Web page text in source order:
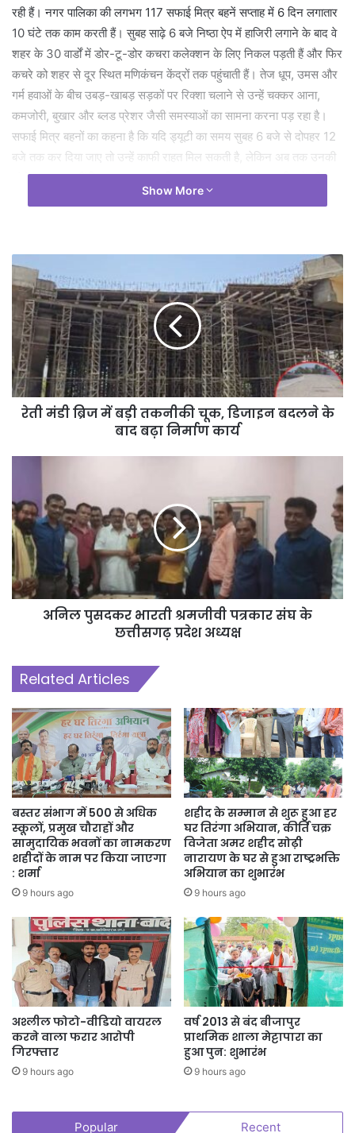
रही हैं। नगर पालिका की लगभग 117 सफाई मित्र बहनें सप्ताह में 6 दिन लगातार
10 घंटे तक काम करती हैं। सुबह साढ़े 6 बजे निष्ठा ऐप में हाजिरी लगाने के बाद वे
शहर के 30 वार्डों में डोर-टू-डोर कचरा कलेक्शन के लिए निकल पड़ती हैं और फिर
कचरे को शहर से दूर स्थित मणिकंचन केंद्रों तक पहुंचाती हैं। तेज धूप, उमस और
गर्म हवाओं के बीच उबड़-खाबड़ सड़कों पर रिक्शा चलाने से उन्हें चक्कर आना,
कमजोरी, बुखार और ब्लड प्रेशर जैसी समस्याओं का सामना करना पड़ रहा है।
सफाई मित्र बहनों का कहना है कि यदि ड्यूटी का समय सुबह 6 बजे से दोपहर 12
बजे तक कर दिया जाए तो उन्हें काफी राहत मिल सकती है, लेकिन अब तक उनकी
मांगों पर ध्यान नहीं दिया गया। नगर पालिका द्वारा उपलब्ध कराए गए रिक्शों की
मरम्मत का खर्च भी इन्हीं महिलाओं को अपने सीमित वेतन से उठाना पड़ता है। महज
कर दिया है कि क्या शहर को स्वच्छ रखने वाली इन महिलाओं के स्वास्थ्य और जीवन
की कोई कीमत नहीं है। हालांकि कलेक्टर विनय कुमार लंगेह ने कहा है कि सफाई
मित्र बहनों को राहत देने के लिए ड्यूटी समय में बदलाव पर विचार किया जाएगा।
Show More
रेती मंडी ब्रिज में बड़ी तकनीकी चूक, डिजाइन बदलने के
बाद बढ़ा निर्माण कार्य
अनिल पुसदकर भारती श्रमजीवी पत्रकार संघ के
छत्तीसगढ़ प्रदेश अध्यक्ष
Related Articles
बस्तर संभाग में 500 से अधिक
स्कूलों, प्रमुख चौराहों और
सामुदायिक भवनों का नामकरण
शहीदों के नाम पर किया जाएगा
: शर्मा
9 hours ago
शहीद के सम्मान से शुरू हुआ हर
घर तिरंगा अभियान, कीर्ति चक्र
विजेता अमर शहीद सोढ़ी
नारायण के घर से हुआ राष्ट्रभक्ति
अभियान का शुभारंभ
9 hours ago
अश्लील फोटो-वीडियो वायरल
करने वाला फरार आरोपी
गिरफ्तार
9 hours ago
वर्ष 2013 से बंद बीजापुर
प्राथमिक शाला मेट्टापारा का
हुआ पुन: शुभारंभ
9 hours ago
Popular Recent